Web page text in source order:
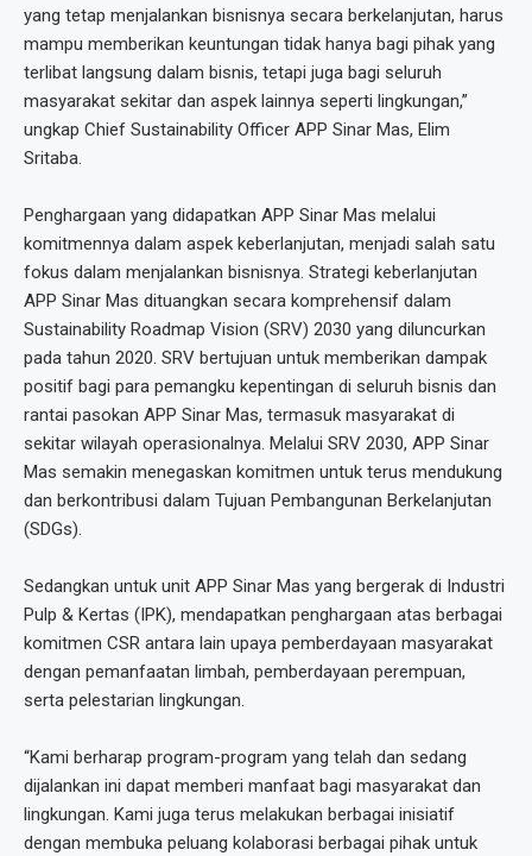
yang tetap menjalankan bisnisnya secara berkelanjutan, harus
mampu memberikan keuntungan tidak hanya bagi pihak yang
terlibat langsung dalam bisnis, tetapi juga bagi seluruh
masyarakat sekitar dan aspek lainnya seperti lingkungan,”
ungkap Chief Sustainability Officer APP Sinar Mas, Elim
Sritaba.
Penghargaan yang didapatkan APP Sinar Mas melalui
komitmennya dalam aspek keberlanjutan, menjadi salah satu
fokus dalam menjalankan bisnisnya. Strategi keberlanjutan
APP Sinar Mas dituangkan secara komprehensif dalam
Sustainability Roadmap Vision (SRV) 2030 yang diluncurkan
pada tahun 2020. SRV bertujuan untuk memberikan dampak
positif bagi para pemangku kepentingan di seluruh bisnis dan
rantai pasokan APP Sinar Mas, termasuk masyarakat di
sekitar wilayah operasionalnya. Melalui SRV 2030, APP Sinar
Mas semakin menegaskan komitmen untuk terus mendukung
dan berkontribusi dalam Tujuan Pembangunan Berkelanjutan
(SDGs).
Sedangkan untuk unit APP Sinar Mas yang bergerak di Industri
Pulp & Kertas (IPK), mendapatkan penghargaan atas berbagai
komitmen CSR antara lain upaya pemberdayaan masyarakat
dengan pemanfaatan limbah, pemberdayaan perempuan,
serta pelestarian lingkungan.
“Kami berharap program-program yang telah dan sedang
dijalankan ini dapat memberi manfaat bagi masyarakat dan
lingkungan. Kami juga terus melakukan berbagai inisiatif
dengan membuka peluang kolaborasi berbagai pihak untuk